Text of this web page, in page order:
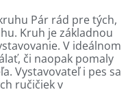
Pár rád pre tých,
Kruh je základnou
V ideálnom
či naopak pomaly
Vystavovateľ i pes sa
ručičiek v